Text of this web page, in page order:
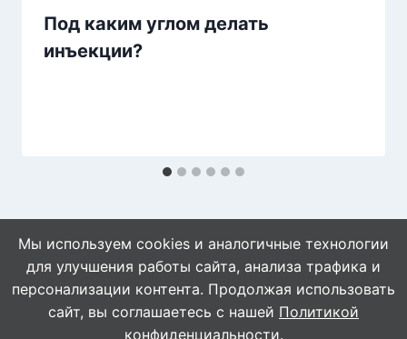
Под каким углом делать
инъекции?
© 2026 Naget.Ru
Мы используем cookies и аналогичные технологии
для улучшения работы сайта, анализа трафика и
персонализации контента. Продолжая использовать
сайт, вы соглашаетесь с нашей Политикой
конфиденциальности.